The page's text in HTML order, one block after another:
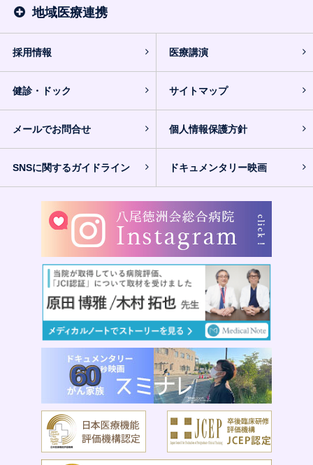
地域医療連携
採用情報 医療講演
健診・ドック サイトマップ
メールでお問合せ 個人情報保護方針
SNSに関するガイドライン ドキュメンタリー映画